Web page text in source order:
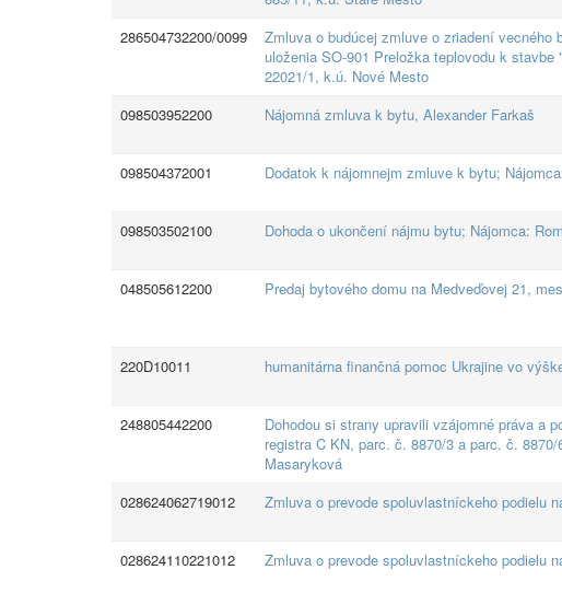
286504732200/0099
Zmluva o budúcej zmluve o zriadení vecného
uloženia SO-901 Preložka teplovodu k
22021/1, k.ú. Nové Mesto
098503952200 Nájomná zmluva k bytu, Alexander Farkaš
098504372001 Dodatok k nájomnejm zmluve k bytu;
098503502100 Dohoda o ukončení nájmu bytu; Nájomca:
048505612200 Predaj bytového domu na Medveďovej 21,
220D10011 humanitárna finančná pomoc Ukrajine vo
248805442200
Dohodou si strany upravili vzájomné práva a
registra C KN, parc. č. 8870/3 a parc. č.
Masaryková
028624062719012 Zmluva o prevode spoluvlastníckeho podielu
028624110221012 Zmluva o prevode spoluvlastníckeho podielu